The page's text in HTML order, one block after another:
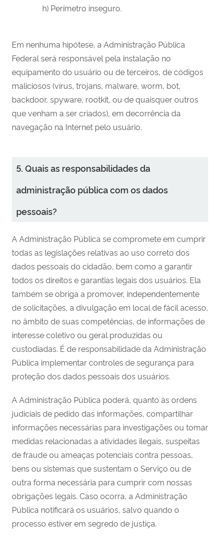
h) Perímetro inseguro.
Em nenhuma hipótese, a Administração Pública
Federal será responsável pela instalação no
equipamento do usuário ou de terceiros, de códigos
maliciosos (vírus, trojans, malware, worm, bot,
backdoor, spyware, rootkit, ou de quaisquer outros
que venham a ser criados), em decorrência da
navegação na Internet pelo usuário.
5. Quais as responsabilidades da
administração pública com os dados
pessoais?
A Administração Pública se compromete em cumprir
todas as legislações relativas ao uso correto dos
dados pessoais do cidadão, bem como a garantir
todos os direitos e garantias legais dos usuários. Ela
também se obriga a promover, independentemente
de solicitações, a divulgação em local de fácil acesso,
no âmbito de suas competências, de informações de
interesse coletivo ou geral produzidas ou
custodiadas. É de responsabilidade da Administração
Pública implementar controles de segurança para
proteção dos dados pessoais dos usuários.
A Administração Pública poderá, quanto às ordens
judiciais de pedido das informações, compartilhar
informações necessárias para investigações ou tomar
medidas relacionadas a atividades ilegais, suspeitas
de fraude ou ameaças potenciais contra pessoas,
bens ou sistemas que sustentam o Serviço ou de
outra forma necessária para cumprir com nossas
obrigações legais. Caso ocorra, a Administração
Pública notificará os usuários, salvo quando o
processo estiver em segredo de justiça.